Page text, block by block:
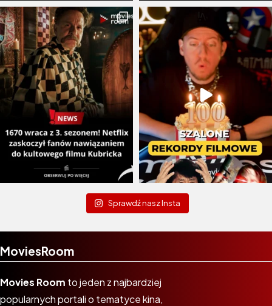
Sprawdź nasz Insta
MoviesRoom
Movies Room to jeden z najbardziej
popularnych portali o tematyce kina,